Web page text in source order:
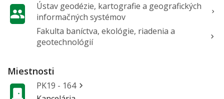
Ústav geodézie, kartografie a geografických
informačných systémov
Fakulta baníctva, ekológie, riadenia a
geotechnológií
Miestnosti
PK19 - 164